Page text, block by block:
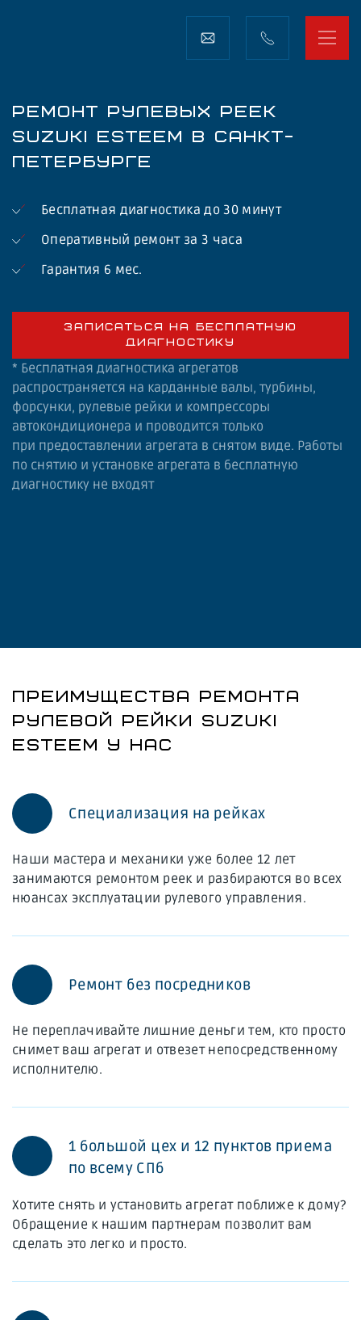
РЕМОНТ РУЛЕВЫХ РЕЕК
SUZUKI ESTEEM В САНКТ-
ПЕТЕРБУРГЕ
Бесплатная диагностика до 30 минут
Оперативный ремонт за 3 часа
Гарантия 6 мес.
ЗАПИСАТЬСЯ НА БЕСПЛАТНУЮ
ДИАГНОСТИКУ
* Бесплатная диагностика агрегатов
распространяется на карданные валы, турбины,
форсунки, рулевые рейки и компрессоры
автокондиционера и проводится только
при предоставлении агрегата в снятом виде. Работы
по снятию и установке агрегата в бесплатную
диагностику не входят
ПРЕИМУЩЕСТВА РЕМОНТА
РУЛЕВОЙ РЕЙКИ SUZUKI
ESTEEM У НАС
Специализация на рейках
Наши мастера и механики уже более 12 лет
занимаются ремонтом реек и разбираются во всех
нюансах эксплуатации рулевого управления.
Ремонт без посредников
Не переплачивайте лишние деньги тем, кто просто
снимет ваш агрегат и отвезет непосредственному
исполнителю.
1 большой цех и 12 пунктов приема
по всему СПб
Хотите снять и установить агрегат поближе к дому?
Обращение к нашим партнерам позволит вам
сделать это легко и просто.